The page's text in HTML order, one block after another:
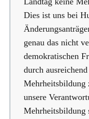
Dies ist uns bei
genau das nicht
demokratischen
durch
Mehrheitsbildung
unsere
Mehrheitsbildung